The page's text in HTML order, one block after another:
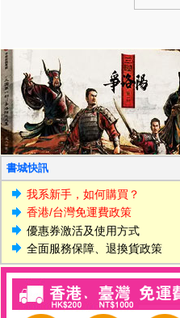
書城快訊
我系新手，如何購買？
香港/台灣免運費政策
優惠券激活及使用方式
全面服務保障、退換貨政策